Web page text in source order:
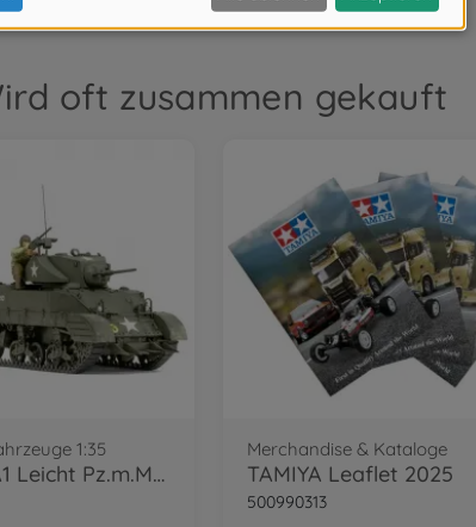
oft zusammen gekauft
1:35
1:35 US M5A1 Leicht Pz.m.Mörser (4)
Merchandise & Kataloge
TAMIYA Leaflet 2025
500990313